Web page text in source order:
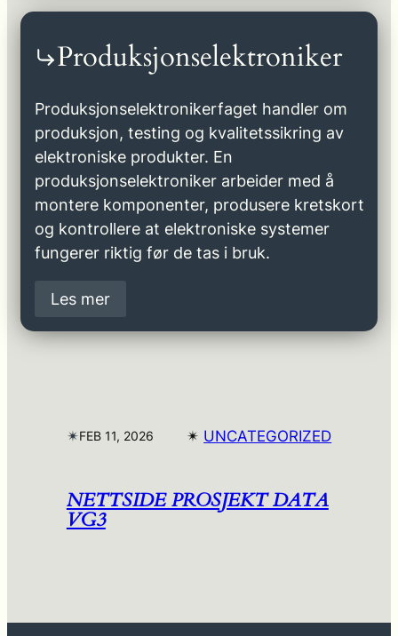
Produksjonselektroniker
Produksjonselektronikerfaget handler om
produksjon, testing og kvalitetssikring av
elektroniske produkter. En
produksjonselektroniker arbeider med å
montere komponenter, produsere kretskort
og kontrollere at elektroniske systemer
fungerer riktig før de tas i bruk.
Les mer
✴︎FEB 11, 2026 ✴︎ UNCATEGORIZED
NETTSIDE PROSJEKT DATA
VG3